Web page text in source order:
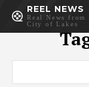
REEL NEWS
Real News from
City of Lakes